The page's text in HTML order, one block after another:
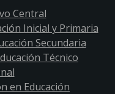
Central
Inicial y Primaria
Secundaria
Técnico
en Educación